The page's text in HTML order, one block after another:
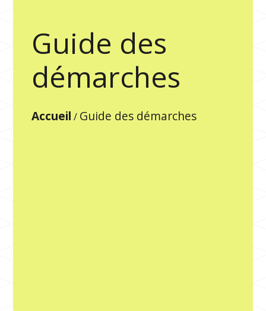
Guide des
démarches
Accueil / Guide des démarches